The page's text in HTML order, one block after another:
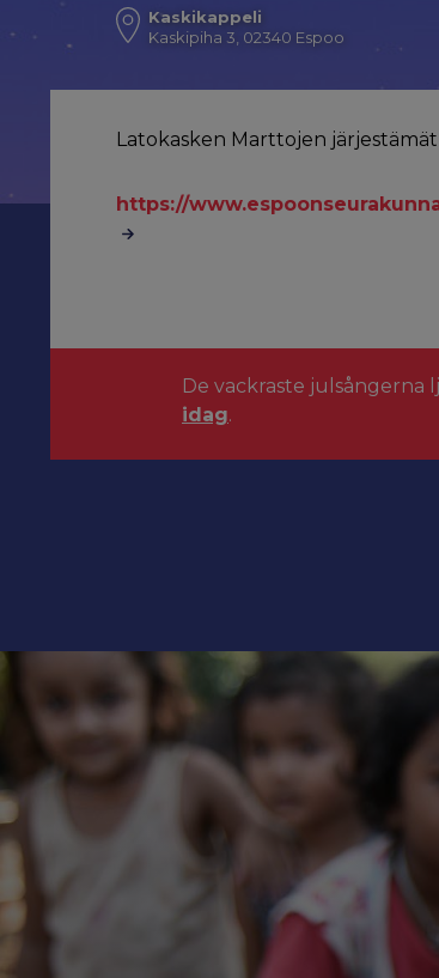
Kaskikappeli
Kaskipiha 3, 02340 Espoo
Latokasken Marttojen
https://
De vackraste julsångerna
idag.